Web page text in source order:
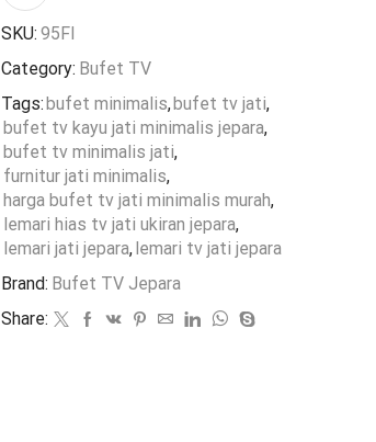
SKU: 95FI
Category: Bufet TV
Tags: bufet minimalis, bufet tv jati,
bufet tv kayu jati minimalis jepara,
bufet tv minimalis jati,
furnitur jati minimalis,
harga bufet tv jati minimalis murah,
lemari hias tv jati ukiran jepara,
lemari jati jepara, lemari tv jati jepara
Brand: Bufet TV Jepara
Share: